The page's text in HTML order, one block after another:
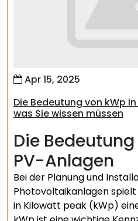
Apr 15, 2025
Die Bedeutung von kWp
was Sie wissen müssen
Die
PV-Anlagen
Bei der Planung und
Photovoltaikanlagen
in Kilowatt peak (kWp)